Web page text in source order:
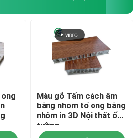
Màu gỗ Tấm cách âm
bằng nhôm tổ ong bằng
nhôm in 3D Nội thất ốp
tường